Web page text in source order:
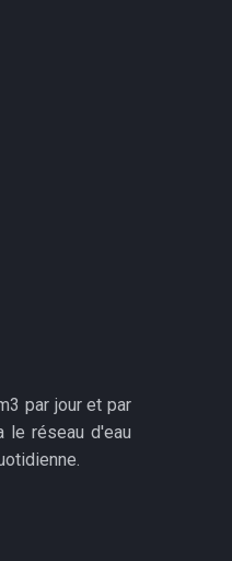
par jour et par
le réseau d'eau